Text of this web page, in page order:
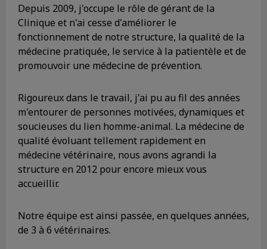
Depuis 2009, j'occupe le rôle de gérant de la
Clinique et n'ai cesse d'améliorer le
fonctionnement de notre structure, la qualité de la
médecine pratiquée, le service à la patientèle et de
promouvoir une médecine de prévention.
Rigoureux dans le travail, j'ai pu au fil des années
m'entourer de personnes motivées, dynamiques et
soucieuses du lien homme-animal. La médecine de
qualité évoluant tellement rapidement en
médecine vétérinaire, nous avons agrandi la
structure en 2012 pour encore mieux vous
accueillir.
Notre équipe est ainsi passée, en quelques années,
de 3 à 6 vétérinaires.